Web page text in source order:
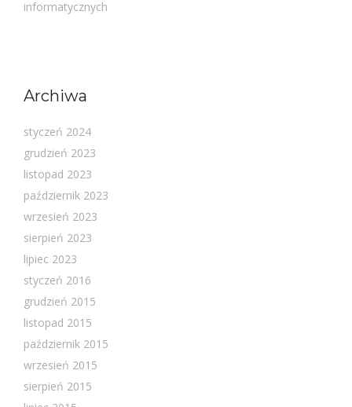
informatycznych
Archiwa
styczeń 2024
grudzień 2023
listopad 2023
październik 2023
wrzesień 2023
sierpień 2023
lipiec 2023
styczeń 2016
grudzień 2015
listopad 2015
październik 2015
wrzesień 2015
sierpień 2015